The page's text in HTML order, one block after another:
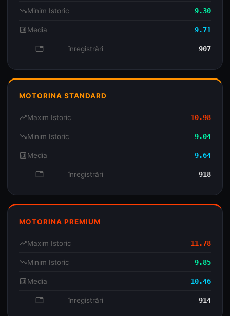
trending_downMinim Istoric 9.30
analyticsMedia 9.71
database înregistrări 907
MOTORINA STANDARD
trending_upMaxim Istoric 10.98
trending_downMinim Istoric 9.04
analyticsMedia 9.64
database înregistrări 918
MOTORINA PREMIUM
trending_upMaxim Istoric 11.78
trending_downMinim Istoric 9.85
analyticsMedia 10.46
database înregistrări 914